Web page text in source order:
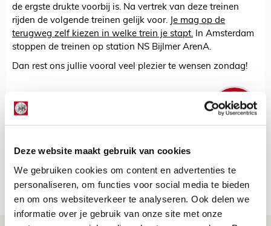
Deze website maakt gebruik van cookies
We gebruiken cookies om content en advertenties te
personaliseren, om functies voor social media te bieden
en om ons websiteverkeer te analyseren. Ook delen we
informatie over je gebruik van onze site met onze
de ergste drukte voorbij is. Na vertrek van deze treinen
rijden de volgende treinen gelijk voor. Je mag op de
terugweg zelf kiezen in welke trein je stapt. In Amsterdam
stoppen de treinen op station NS Bijlmer ArenA.
Dan rest ons jullie vooral veel plezier te wensen zondag!
Net binnen //